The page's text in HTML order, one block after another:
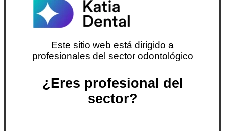
Este sitio web está dirigido a
profesionales del sector odontológico
¿Eres profesional del
sector?